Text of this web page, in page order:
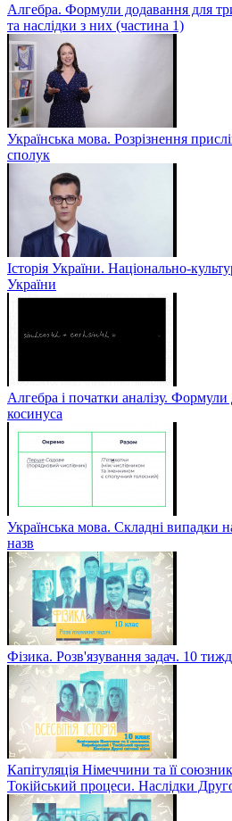
Алгебра. Формули додавання для
та наслідки з них (частина 1)
Українська мова. Розрізнення
сполук
Історія України. Національно-
України
Алгебра і початки аналізу.
косинуса
Українська мова. Складні випадки
назв
Фізика. Розв'язування задач. 10
Капітуляція Німеччини та її
Токійський процеси. Наслідки